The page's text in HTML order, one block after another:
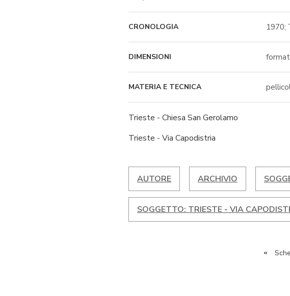
CRONOLOGIA 1970;
DIMENSIONI
MATERIA E TECNICA
Trieste - Chiesa San Gerolamo
Trieste - Via Capodistria
AUTORE ARCHIVIO
SOGGETTO: TRIESTE - VIA
«